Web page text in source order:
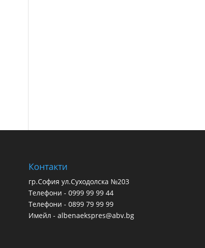
Контакти
гр.София ул.Суходолска №203
Телефони - 0999 99 99 44
Телефони - 0899 79 99 99
Имейл - albenaekspres@abv.bg